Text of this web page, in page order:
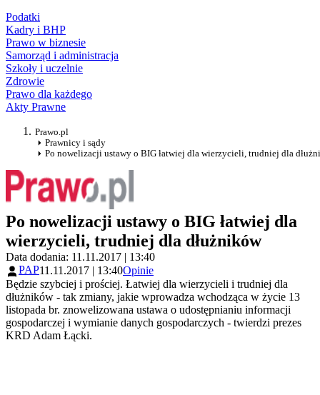
Podatki
Kadry i BHP
Prawo w biznesie
Samorząd i administracja
Szkoły i uczelnie
Zdrowie
Prawo dla każdego
Akty Prawne
Prawo.pl
Prawnicy i sądy
Po nowelizacji ustawy o BIG łatwiej dla wierzycieli, trudniej dla
Po nowelizacji ustawy o BIG łatwiej dla
wierzycieli, trudniej dla dłużników
Data dodania: 11.11.2017 | 13:40
PAP11.11.2017 | 13:40Opinie
Będzie szybciej i prościej. Łatwiej dla wierzycieli i trudniej dla
dłużników - tak zmiany, jakie wprowadza wchodząca w życie 13
listopada br. znowelizowana ustawa o udostępnianiu informacji
gospodarczej i wymianie danych gospodarczych - twierdzi prezes
KRD Adam Łącki.